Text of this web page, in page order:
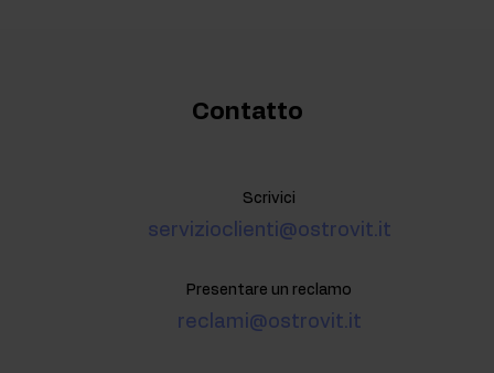
Contatto
Scrivici
servizioclienti@ostrovit.it
Presentare un reclamo
reclami@ostrovit.it